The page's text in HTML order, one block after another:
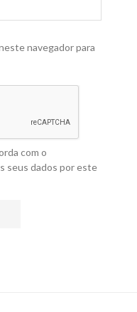
navegador para
com o
seus dados por este